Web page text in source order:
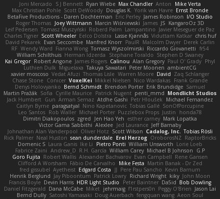
Joni Mercado S J Bennett Ryan Wiebe Max Chandler Anton
Mike Verta
Max Christian Pohle Scott DeWoody Douglas K. Yorik van Havre Ernst Bronde
BetaFive Productions - Daren Dochterman Eric Perley James Robinson I/O Studio
Roger Thomas Joey Wittmann Marcin Wiśniewski James JS KangaroOz 3D
Leif Pedersen Tomasz Muszyński Roberd Palm Lampantino Javier Meseguer de Paz
Charles Tigner Scott Wheeler Eelco Dolstra Lasse Kjønnås Viduttam Katkar chris huf
David Pekarek Evan Seccombe Manfred Knorr PaulR Malcolm Dwyer Derek Carlin
RF Wendy Ward Fianna Wong Tomasz Wyszolmirski Riccardo Giovanetti fr54
William Schilthuis Herman Idzerda Stephane Toraldo Stephen D Swaney
Kai Gregor Robert Angone James Rogers Calinou Alan Gregory Paul O' Grady Phyl
Luthien Dulk Miguelaxa Takuya Sawatari Peter Moonen ambientCG
xavier moscoso Vedat Afuzi Thomas Lisle Warren Moore David Zaq Schlanger
Chase Stone Conicer VoxelKei Mikkel Nielsen Nico Wardakas Frank Grande
Denys Holovyanko Bernd Schmidt Brendon Porter Erik Brundidge Samuel
Martin Pražák Sofia Cyrille Maurice Patrick Nugent penti_mmd Mondlicht Studios
Jack Humbert Gun Arman Sernaz Atdhe Gashi Petr Hloušek
Michael Fernandez
Caitlyn Byrne paragsatyal Nino Kapetanovic Tobias Gallé SonOfPorcupine
Leo Santos Rob Waller Michael Porter Puzzlebox Props Justin
honda78
Dimitri Diakopoulos zgred Jen Hao Yeh esther carney Mark Lopatka
Victor Gama Sabbithi Alexlee Jed Laurance Jeff Barnaby
Johnathan Alan Vanderpool Oliver Hotz Scott Wilson Cadalog, Inc. Tobias Rösli
Rick Palmer Neal Huston sean dunderdale Erel Herzog OroborosNZ RaptorBricks
Domenic S Laura Ganis Ike Li Pietro Ponti William Unsworth Lorie Loeb
Fabrice Zaini Andrew_D R.H. García William Carey Michael B Johnson
G.P
Goro Fujita Robert Wallis Alexander Bachvarov Evan Campbell Rene Gansen
Clifford A Worsham Fábio De Carvalho Mike Festa Martin Banak - Dr Zed
fred gissubel Ayetheist Edgard Costa JJ Pere Pau Sancho Kevin Barnum
Henrik Berglund Jay Piboontum Patrick Lowry Richard Wright kiky John Moon
Francis Boyle Devin Harris HDR Light Studio Peter Baintner Da5id Bob Dowling
Daniel Fitzgerald Dana McCabe Miket jehrmaig f1rstpers0n Peggy O'Brien Jason Lai
Bernd Dully Satoshi Yamasaki Doug Auerbach fengquan wang Aeon Soul